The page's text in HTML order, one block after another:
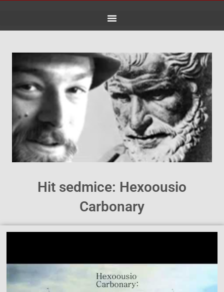
Hit sedmice: Hexoousio
Carbonary